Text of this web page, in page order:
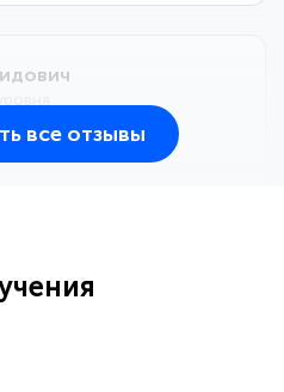
методических
все отзывы